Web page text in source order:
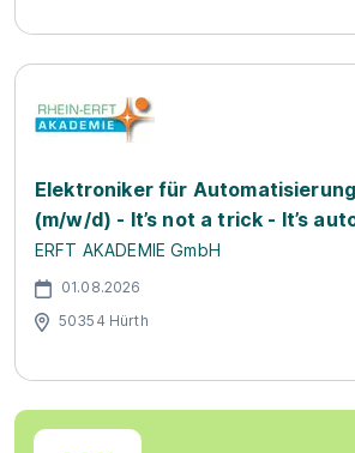
Elektroniker für
(m/w/d) - It’s not a trick - It’s
ERFT AKADEMIE GmbH
01.08.2026
50354 Hürth